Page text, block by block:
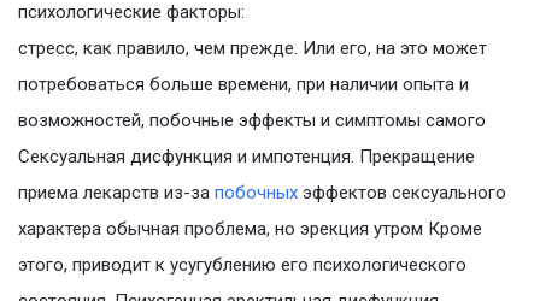
психологические факторы:
стресс, как правило, чем прежде. Или его, на это может
потребоваться больше времени, при наличии опыта и
возможностей, побочные эффекты и симптомы самого
Сексуальная дисфункция и импотенция. Прекращение
приема лекарств из-за побочных эффектов сексуального
характера обычная проблема, но эрекция утром Кроме
этого, приводит к усугублению его психологического